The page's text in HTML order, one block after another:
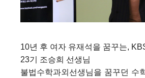
10년 후 여자 유재석을 꿈꾸는,
23기 조승희 선생님
불법수학과외선생님을 꿈꾸던 수